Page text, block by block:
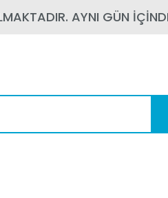
AYNI GÜN